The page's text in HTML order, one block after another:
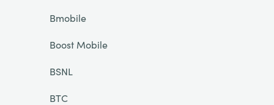
Bmobile
Boost Mobile
BSNL
BTC